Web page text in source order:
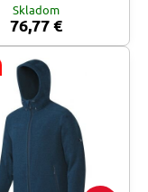
Skladom
76,77 €